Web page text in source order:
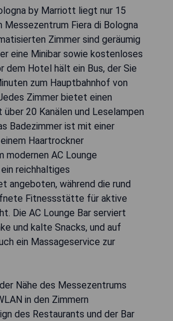
by Marriott liegt nur 15
Messezentrum Fiera di Bologna
Zimmer sind geräumig
eine Minibar sowie kostenloses
dem Hotel hält ein Bus, der Sie
zum Hauptbahnhof von
Zimmer bietet einen
20 Kanälen und Leselampen
Badezimmer ist mit einer
Haartrockner
AC Lounge
reichhaltiges
angeboten, während die rund
Fitnessstätte für aktive
Die AC Lounge Bar serviert
und kalte Snacks, und auf
ein Massageservice zur
Nähe des Messezentrums
in den Zimmern
des Restaurants und der Bar